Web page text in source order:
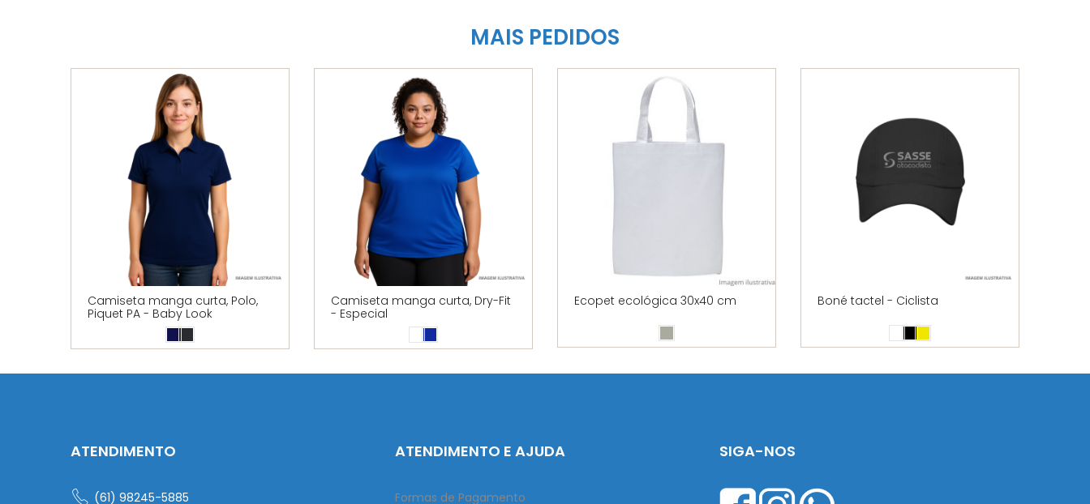
MAIS PEDIDOS
Camiseta manga curta, Polo,
Piquet PA - Baby Look
Camiseta manga curta, Dry-Fit
- Especial
Ecopet ecológica 30x40 cm Boné tactel - Ciclista
ATENDIMENTO
(61) 98245-5885
ATENDIMENTO E AJUDA
Formas de Pagamento
SIGA-NOS